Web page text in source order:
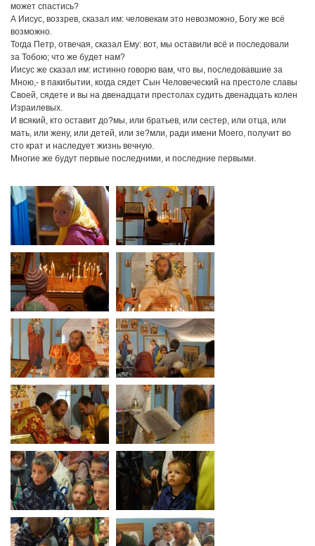
может спастись?
А Иисус, воззрев, сказал им: человекам это невозможно, Богу же всё
возможно.
Тогда Петр, отвечая, сказал Ему: вот, мы оставили всё и последовали
за Тобою; что же будет нам?
Иисус же сказал им: истинно говорю вам, что вы, последовавшие за
Мною,- в пакибытии, когда сядет Сын Человеческий на престоле славы
Своей, сядете и вы на двенадцати престолах судить двенадцать колен
Израилевых.
И всякий, кто оставит до?мы, или братьев, или сестер, или отца, или
мать, или жену, или детей, или зе?мли, ради имени Моего, получит во
сто крат и наследует жизнь вечную.
Многие же будут первые последними, и последние первыми.